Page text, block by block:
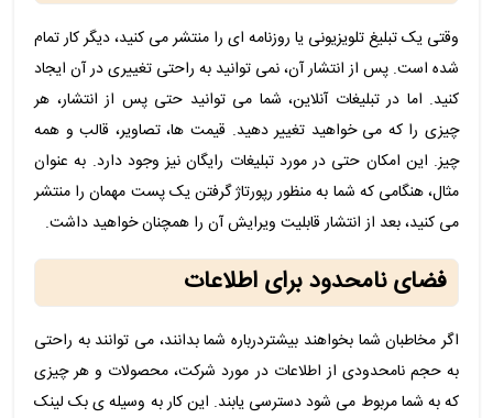
وقتی یک تبلیغ تلویزیونی یا روزنامه ای را منتشر می کنید، دیگر کار تمام
شده است. پس از انتشار آن، نمی توانید به راحتی تغییری در آن ایجاد
کنید. اما در تبلیغات آنلاین، شما می توانید حتی پس از انتشار، هر
چیزی را که می خواهید تغییر دهید. قیمت ها، تصاویر، قالب و همه
چیز. این امکان حتی در مورد تبلیغات رایگان نیز وجود دارد. به عنوان
مثال، هنگامی که شما به منظور رپورتاژ گرفتن یک پست مهمان را منتشر
می کنید، بعد از انتشار قابلیت ویرایش آن را همچنان خواهید داشت.
فضای نامحدود برای اطلاعات
اگر مخاطبان شما بخواهند بیشتردرباره شما بدانند، می توانند به راحتی
به حجم نامحدودی از اطلاعات در مورد شرکت، محصولات و هر چیزی
که به شما مربوط می شود دسترسی یابند. این کار به وسیله ی بک لینک